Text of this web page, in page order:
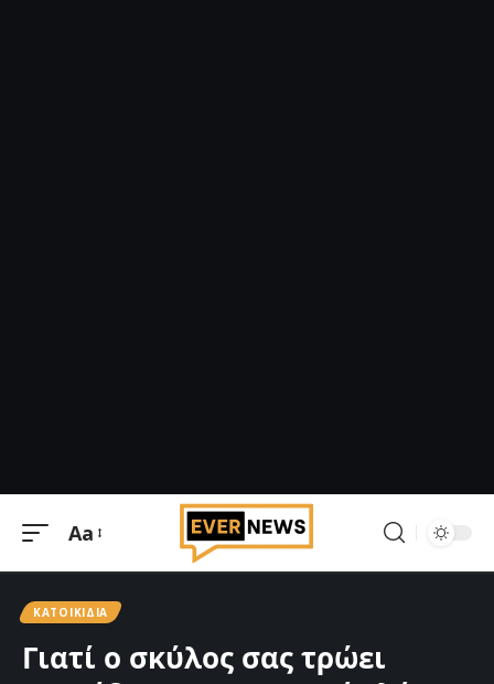
Μεγέθυνση
Aa
ΚΑΤΟΙΚΊΔΙΑ
Γιατί ο σκύλος σας τρώει